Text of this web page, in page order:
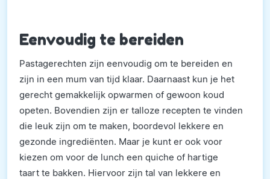
Eenvoudig te bereiden
Pastagerechten zijn eenvoudig om te bereiden en
zijn in een mum van tijd klaar. Daarnaast kun je het
gerecht gemakkelijk opwarmen of gewoon koud
opeten. Bovendien zijn er talloze recepten te vinden
die leuk zijn om te maken, boordevol lekkere en
gezonde ingrediënten. Maar je kunt er ook voor
kiezen om voor de lunch een quiche of hartige
taart te bakken. Hiervoor zijn tal van lekkere en